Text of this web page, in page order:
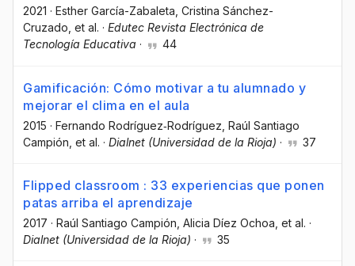
2021 · Esther García-Zabaleta , Cristina Sánchez-
Cruzado , et al. · Edutec Revista Electrónica de
Tecnología Educativa · 44
Gamificación: Cómo motivar a tu alumnado y
mejorar el clima en el aula
2015 · Fernando Rodríguez‐Rodríguez , Raúl Santiago
Campión , et al. · Dialnet (Universidad de la Rioja) · 37
Flipped classroom : 33 experiencias que ponen
patas arriba el aprendizaje
2017 · Raúl Santiago Campión , Alicia Díez Ochoa , et al. ·
Dialnet (Universidad de la Rioja) · 35